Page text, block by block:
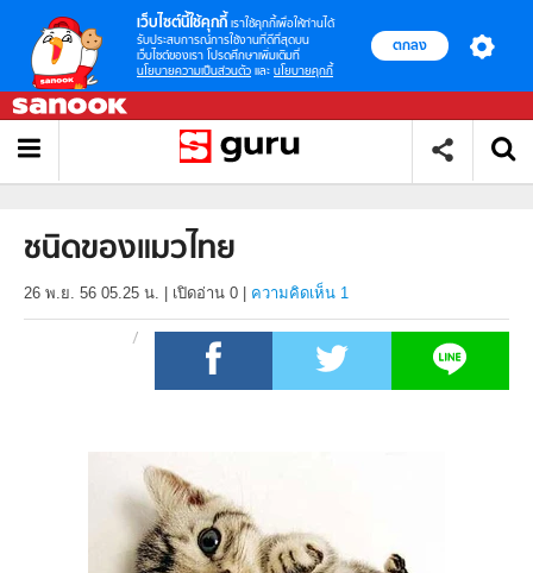
เว็บไซต์นี้ใช้คุกกี้ เราใช้คุกกี้เพื่อให้ท่านได้
รับประสบการณ์การใช้งานที่ดีที่สุดบน
เว็บไซต์ของเรา โปรดศึกษาเพิ่มเติมที่
นโยบายความเป็นส่วนตัว และ นโยบายคุกกี้
ตกลง
ชนิดของแมวไทย
26 พ.ย. 56 05.25 น. เปิดอ่าน 0 ความคิดเห็น 1